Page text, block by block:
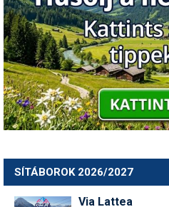
SÍTÁBOROK 2026/2027
Via Lattea